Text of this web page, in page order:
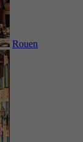
Rouen